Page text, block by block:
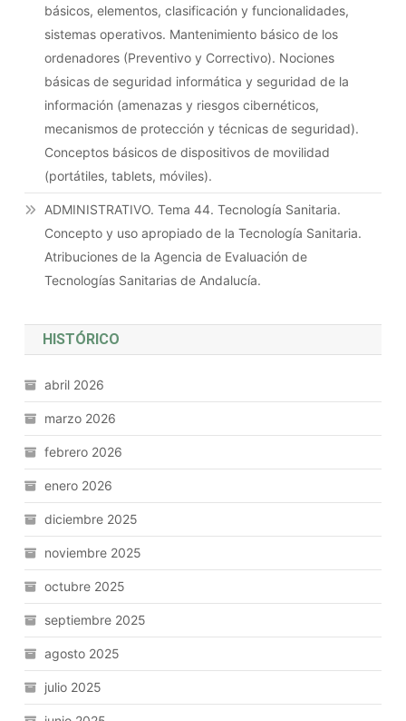
básicos, elementos, clasificación y funcionalidades,
sistemas operativos. Mantenimiento básico de los
ordenadores (Preventivo y Correctivo). Nociones
básicas de seguridad informática y seguridad de la
información (amenazas y riesgos cibernéticos,
mecanismos de protección y técnicas de seguridad).
Conceptos básicos de dispositivos de movilidad
(portátiles, tablets, móviles).
ADMINISTRATIVO. Tema 44. Tecnología Sanitaria.
Concepto y uso apropiado de la Tecnología Sanitaria.
Atribuciones de la Agencia de Evaluación de
Tecnologías Sanitarias de Andalucía.
HISTÓRICO
abril 2026
marzo 2026
febrero 2026
enero 2026
diciembre 2025
noviembre 2025
octubre 2025
septiembre 2025
agosto 2025
julio 2025